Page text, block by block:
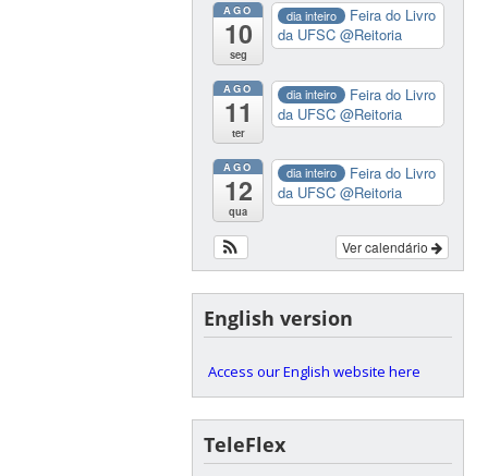
AGO
10
seg
dia inteiro
Feira do Livro
da UFSC@Reitoria
AGO
11
ter
dia inteiro
Feira do Livro
da UFSC@Reitoria
AGO
12
qua
dia inteiro
Feira do Livro
da UFSC@Reitoria
Ver calendário
English version
Access our English website here
TeleFlex